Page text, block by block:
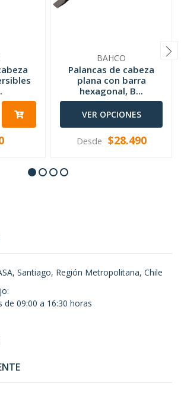
BAHCO
Palancas de cabeza
plana con barra
hexagonal, B...
VER OPCIONES
Desde $28.490
Santiago, Región Metropolitana, Chile
de 09:00 a 16:30 horas